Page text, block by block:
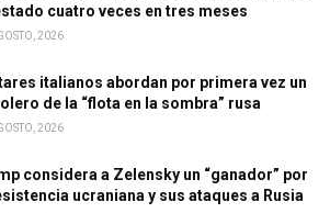
cuatro veces en tres meses
2026
italianos abordan por primera vez un
de la “flota en la sombra” rusa
2026
considera a Zelensky un “ganador” por
ucraniana y sus ataques a Rusia